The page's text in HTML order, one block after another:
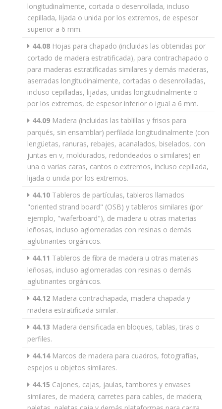
longitudinalmente, cortada o desenrollada, incluso
cepillada, lijada o unida por los extremos, de espesor
superior a 6 mm.
44.08 Hojas para chapado (incluidas las obtenidas por
cortado de madera estratificada), para contrachapado o
para maderas estratificadas similares y demás maderas,
aserradas longitudinalmente, cortadas o desenrolladas,
incluso cepilladas, lijadas, unidas longitudinalmente o
por los extremos, de espesor inferior o igual a 6 mm.
44.09 Madera (incluidas las tablillas y frisos para
parqués, sin ensamblar) perfilada longitudinalmente (con
lengüetas, ranuras, rebajes, acanalados, biselados, con
juntas en v, moldurados, redondeados o similares) en
una o varias caras, cantos o extremos, incluso cepillada,
lijada o unida por los extremos.
44.10 Tableros de partículas, tableros llamados
"oriented strand board" (OSB) y tableros similares (por
ejemplo, "waferboard"), de madera u otras materias
leñosas, incluso aglomeradas con resinas o demás
aglutinantes orgánicos.
44.11 Tableros de fibra de madera u otras materias
leñosas, incluso aglomeradas con resinas o demás
aglutinantes orgánicos.
44.12 Madera contrachapada, madera chapada y
madera estratificada similar.
44.13 Madera densificada en bloques, tablas, tiras o
perfiles.
44.14Marcos de madera para cuadros, fotografías,
espejos u objetos similares.
44.15 Cajones, cajas, jaulas, tambores y envases
similares, de madera; carretes para cables, de madera;